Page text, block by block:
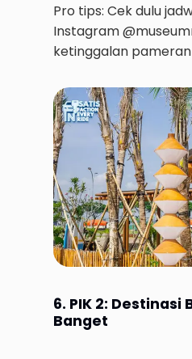
Pro tips: Cek dulu
Instagram
ketinggalan
6. PIK 2: Destinasi
Banget